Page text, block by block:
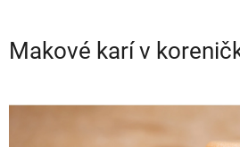
Makové karí v